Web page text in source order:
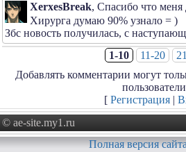
XerxesBreak, Спасибо что меня
Хирурга думаю 90% узнало = )
Збс новость получилась, с
1-10
11-20
Добавлять комментарии могут
[ Регистрация|
© ae-site.my1.ru
Полная версия